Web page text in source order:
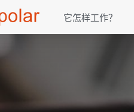
它怎样工作？